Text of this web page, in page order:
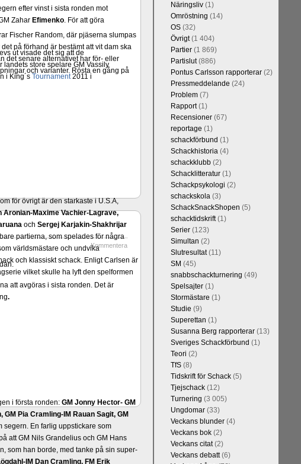
Fischer Random, där pjäserna slumpas
på förhand är bestämt att vit dam ska
det senare alternativet har för- eller
och varianter. Rösta en gång på
för övrigt är den starkaste i U.S.A,
Aronian-Maxime Vachier-Lagrave,
och Sergej Karjakin-Shakhrijar
partierna, som spelades för några
världsmästare och undvika
och klassiskt schack. Enligt Carlsen är
vilket skulle ha lyft den spelformen
i första ronden: GM Jonny Hector- GM
Pia Cramling-IM Rauan Sagit, GM
En farlig uppstickare som
att GM Nils Grandelius och GM Hans
som han borde, med tanke på sin super-
IM Dan Cramling, FM Erik
efter vinst i sista ronden mot
Zahar Efimenko. För att göra
ut visade det sig att de
store spelare GM Vassily
i King´s Tournament2011 i
Kommentera
att avgöras i sista ronden. Det är
.
Näringsliv(1)
Omröstning (14)
OS(32)
Övrigt(1 404)
Partier(1 869)
Partislut(886)
Pontus Carlsson rapporterar(2)
Pressmeddelande (24)
Problem(7)
Rapport(1)
Recensioner(67)
reportage (1)
schackförbund (1)
Schackhistoria(4)
schackklubb(2)
Schacklitteratur(1)
Schackpsykologi (2)
schackskola(3)
SchackSnackShopen (5)
schacktidskrift(1)
Serier(123)
Simultan (2)
Slutresultat(11)
SM (45)
snabbschackturnering (49)
Spelsajter(1)
Stormästare (1)
Studie (9)
Superettan (1)
Susanna Berg rapporterar(13)
Sveriges Schackförbund (1)
Teori (2)
TfS(8)
Tidskrift för Schack(5)
Tjejschack(12)
Turnering (3 005)
Ungdomar(33)
Veckans blunder(4)
Veckans bok(2)
Veckans citat(2)
Veckans debatt(6)